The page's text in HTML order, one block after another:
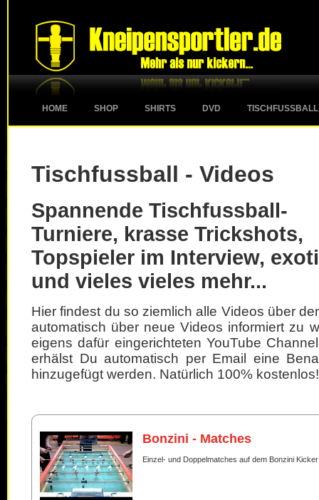
HOME SHOP SHIRTS DVD TISCHFUSSBALL
Tischfussball - Videos
Spannende Tischfussball-
Turniere, krasse Trickshots,
Topspieler im Interview,
und vieles vieles mehr...
Hier findest du so ziemlich alle Videos über
automatisch über neue Videos informiert zu
eigens dafür eingerichteten YouTube
erhälst Du automatisch per Email eine
hinzugefügt werden. Natürlich 100% kostenlos!
Bonzini - Matches
Einzel- und Doppelmatches auf dem Bonzini Kicker